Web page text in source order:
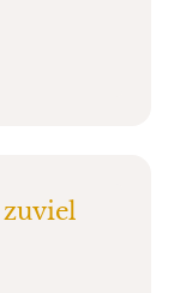
zuviel